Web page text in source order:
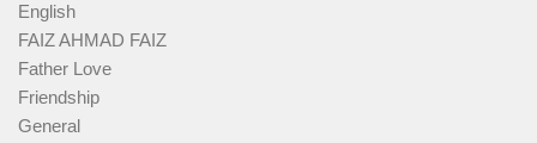
English
FAIZ AHMAD FAIZ
Father Love
Friendship
General